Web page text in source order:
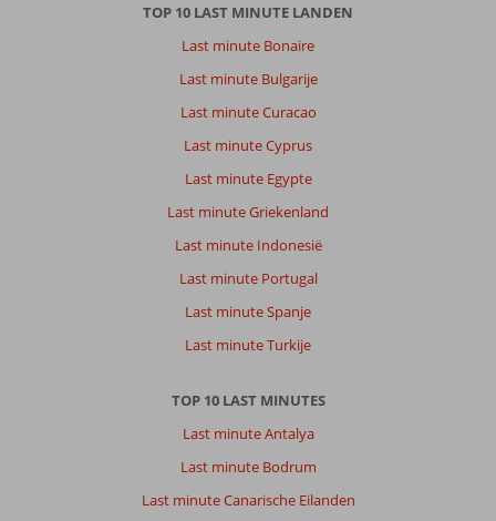
TOP 10 LAST MINUTE LANDEN
Last minute Bonaire
Last minute Bulgarije
Last minute Curacao
Last minute Cyprus
Last minute Egypte
Last minute Griekenland
Last minute Indonesië
Last minute Portugal
Last minute Spanje
Last minute Turkije
TOP 10 LAST MINUTES
Last minute Antalya
Last minute Bodrum
Last minute Canarische Eilanden